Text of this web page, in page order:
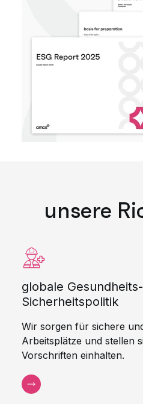
unsere
globale
Sicherheitspolitik
Wir sorgen für sichere
Arbeitsplätze und stellen
Vorschriften einhalten.